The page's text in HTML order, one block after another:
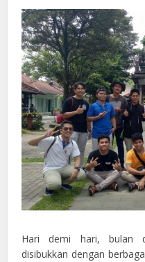
Hari demi hari, bulan
disibukkan dengan